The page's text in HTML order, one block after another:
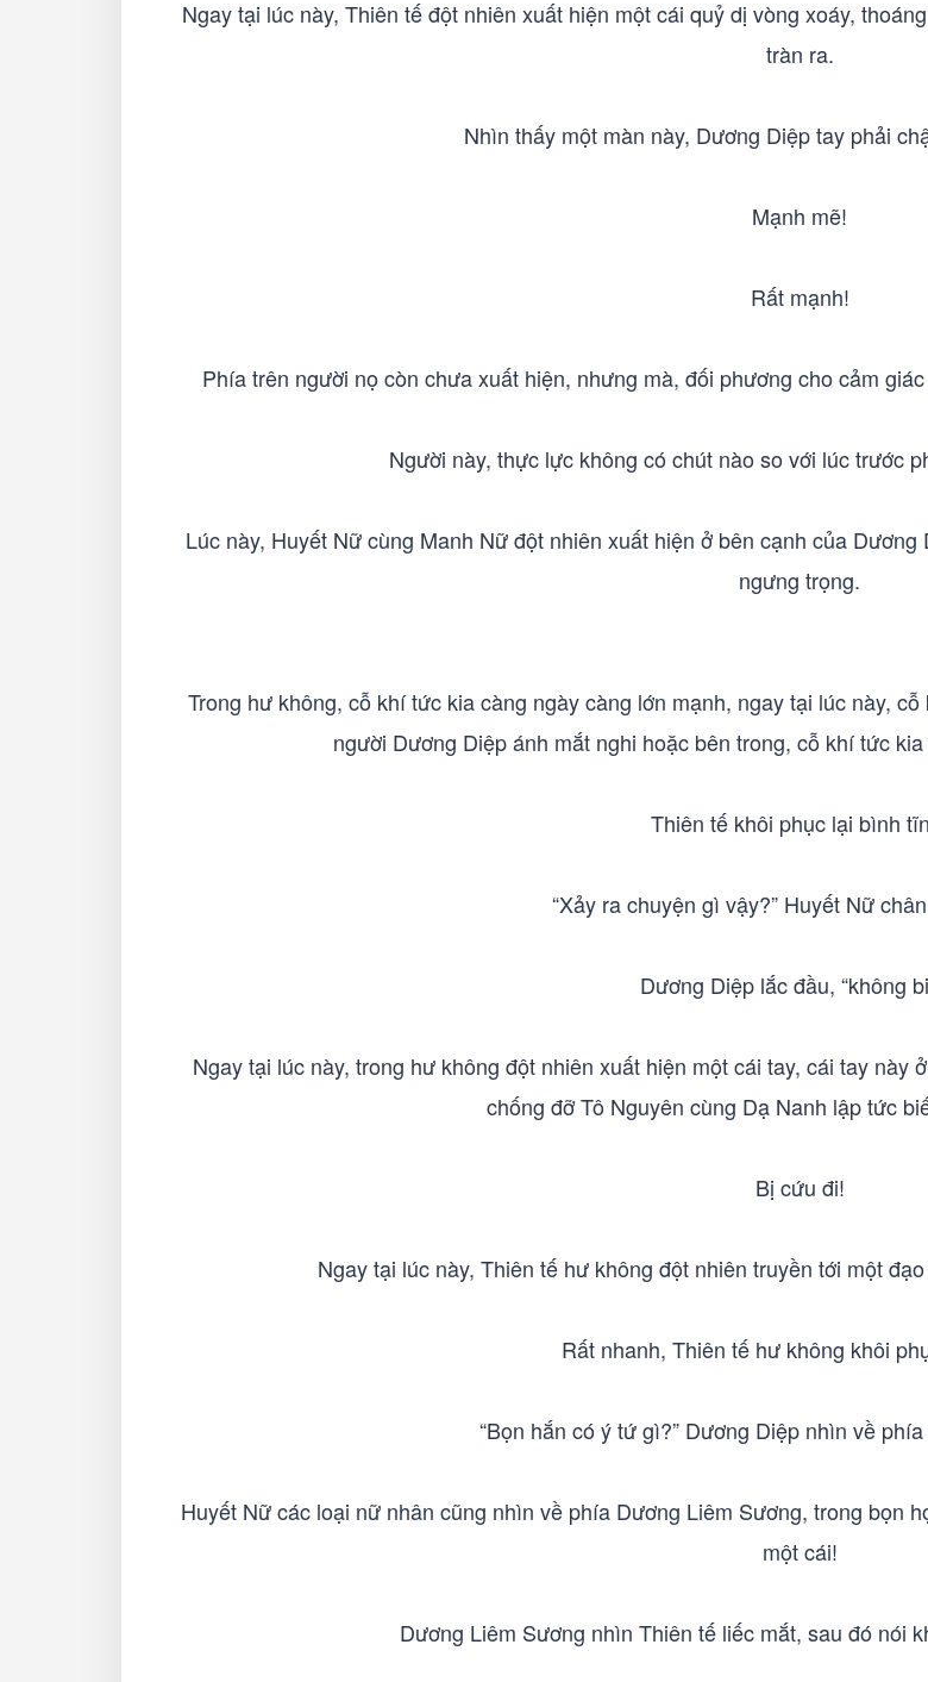
Ngay tại lúc này, Thiên tế đột nhiên xuất hiện một cái quỷ dị vòng xoáy,
tràn ra.
Nhìn thấy một màn này, Dương Diệp tay phải
Mạnh mẽ!
Rất mạnh!
Phía trên người nọ còn chưa xuất hiện, nhưng mà, đối phương cho cảm
Người này, thực lực không có chút nào so với lúc trước
Lúc này, Huyết Nữ cùng Manh Nữ đột nhiên xuất hiện ở bên cạnh của
ngưng trọng.
Trong hư không, cỗ khí tức kia càng ngày càng lớn mạnh, ngay tại lúc này,
người Dương Diệp ánh mắt nghi hoặc bên trong, cỗ khí tức
Thiên tế khôi phục lại bình
“Xảy ra chuyện gì vậy?” Huyết Nữ
Dương Diệp lắc đầu, “không
Ngay tại lúc này, trong hư không đột nhiên xuất hiện một cái tay, cái tay
chống đỡ Tô Nguyên cùng Dạ Nanh lập tức
Bị cứu đi!
Ngay tại lúc này, Thiên tế hư không đột nhiên truyền tới một
Rất nhanh, Thiên tế hư không khôi
“Bọn hắn có ý tứ gì?” Dương Diệp nhìn về
Huyết Nữ các loại nữ nhân cũng nhìn về phía Dương Liêm Sương, trong bọn
một cái!
Dương Liêm Sương nhìn Thiên tế liếc mắt, sau đó nói